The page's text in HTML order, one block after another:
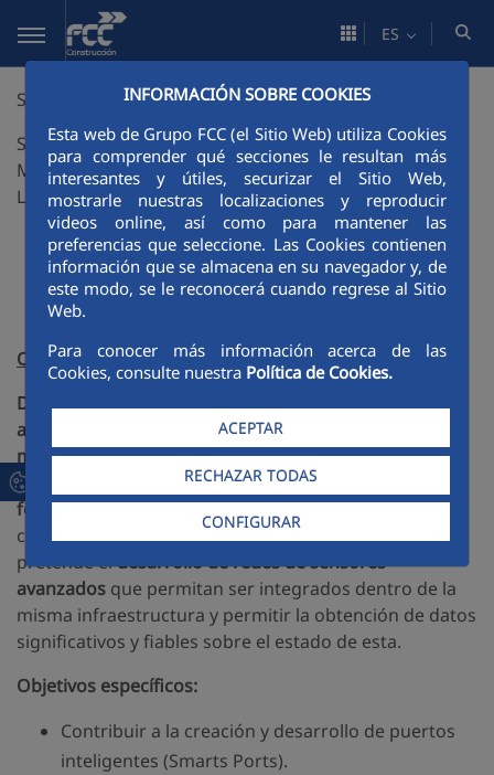
Saltar al contenido principal
INFORMACIÓN SOBRE COOKIES
Esta web de Grupo FCC (el Sitio Web) utiliza Cookies
para comprender qué secciones le resultan más
interesantes y útiles, securizar el Sitio Web,
mostrarle nuestras localizaciones y reproducir
videos online, así como para mantener las
preferencias que seleccione. Las Cookies contienen
información que se almacena en su navegador y, de
este modo, se le reconocerá cuando regrese al Sitio
Web.
Para conocer más información acerca de las
Cookies, consulte nuestra Política de Cookies.
ACEPTAR
RECHAZAR TODAS
CONFIGURAR
ES
STARPORT
SISTEMA INALÁMBRICO DISTRIBUIDO DE
MONITORIZACIÓN, PREVENCIÓN Y ACTUACIÓN PARA
LA GESTIÓN COSTERA
Objetivo
Desarrollar una plataforma inteligente capaz de
aportar en tiempo real información detallada y
múltiple sobre el estado de cualquier infraestructura
costera y marítima
, y que sea capaz de
forma automática e inteligente, cambios en el tiempo
como patologías u otras anomalías. Asimismo, se
pretende eldesarrollo de redes de sensores
avanzados que permitan ser integrados dentro de la
misma infraestructura y permitir la obtención de datos
significativos y fiables sobre el estado de esta.
Objetivos específicos:
Contribuir a la creación y desarrollo de puertos
inteligentes (Smarts Ports).